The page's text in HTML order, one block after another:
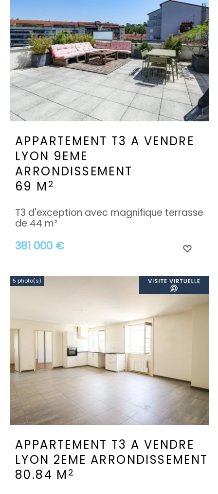
APPARTEMENT T3 A VENDRE
LYON 9EME
ARRONDISSEMENT
69 M 2
381 000 €
T3 d'exception avec magnifique terrasse
de 44 m²
5 photo(s)
APPARTEMENT T3 A VENDRE
LYON 2EME ARRONDISSEMENT
80.84 M 2